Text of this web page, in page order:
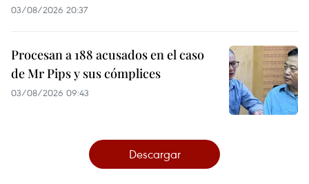
03/08/2026 20:37
Procesan a 188 acusados en el caso
de Mr Pips y sus cómplices
03/08/2026 09:43
Descargar